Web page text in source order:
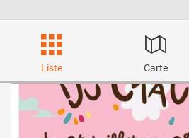
Liste Carte